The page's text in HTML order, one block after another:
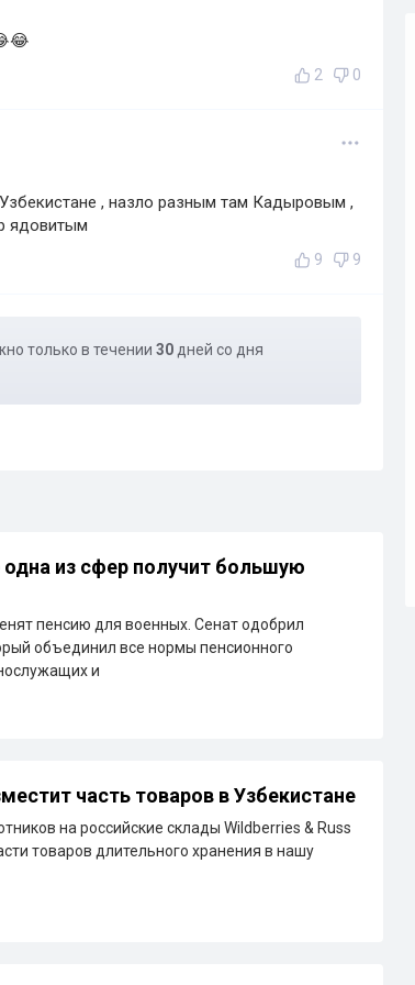
2 0
, назло разным там Кадыровым ,
ядовитым
9 9
только в течении 30 дней со дня
одна из сфер получит большую
пенсию для военных. Сенат одобрил
объединил все нормы пенсионного
и
часть товаров в Узбекистане
на российские склады Wildberries & Russ
товаров длительного хранения в нашу